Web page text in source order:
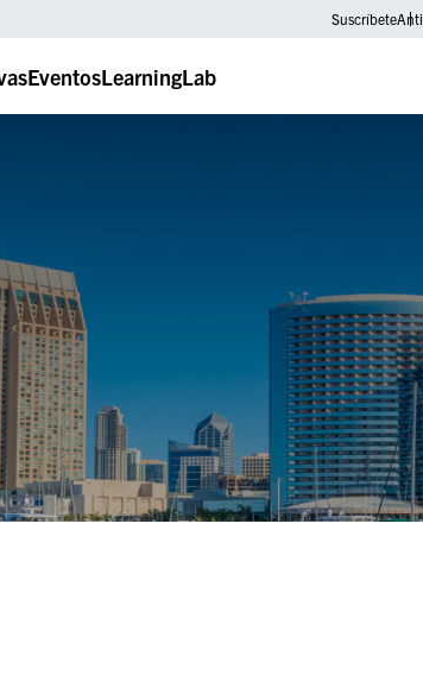
Suscríbete
EventosLearningLab